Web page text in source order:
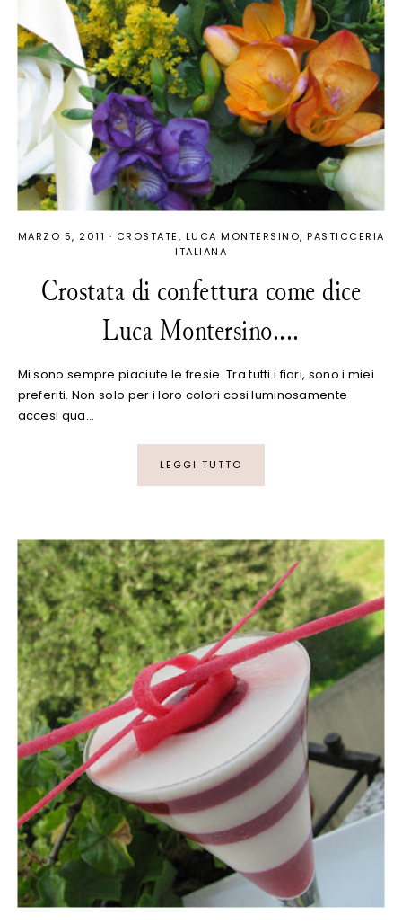
MARZO 5, 2011 · CROSTATE LUCA MONTERSINO PASTICCERIA
ITALIANA
Crostata di confettura come dice
Luca Montersino....
Mi sono sempre piaciute le fresie . Tra tutti i fiori, sono i miei
preferiti. Non solo per i loro colori cosi luminosamente
accesi qua…
LEGGI TUTTO